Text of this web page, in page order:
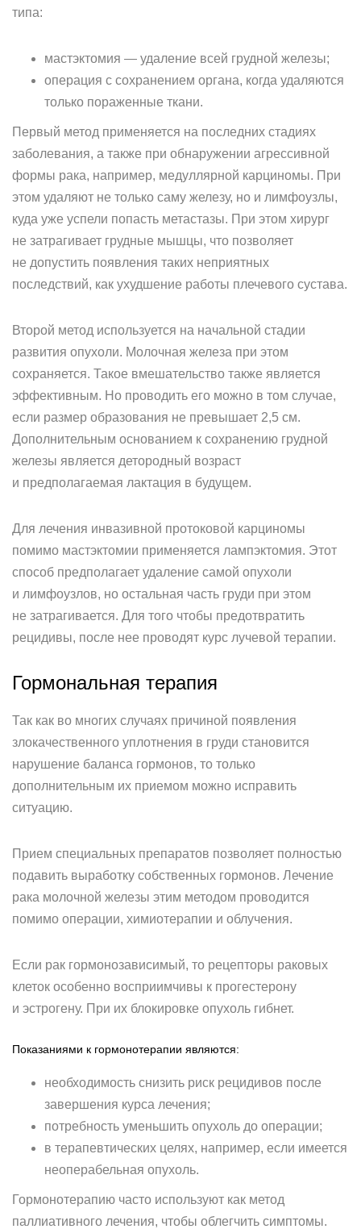
типа:
мастэктомия — удаление всей грудной железы;
операция с сохранением органа, когда удаляются
только пораженные ткани.
Первый метод применяется на последних стадиях
заболевания, а также при обнаружении агрессивной
формы рака, например, медуллярной карциномы. При
этом удаляют не только саму железу, но и лимфоузлы,
куда уже успели попасть метастазы. При этом хирург
не затрагивает грудные мышцы, что позволяет
не допустить появления таких неприятных
последствий, как ухудшение работы плечевого сустава.
Второй метод используется на начальной стадии
развития опухоли. Молочная железа при этом
сохраняется. Такое вмешательство также является
эффективным. Но проводить его можно в том случае,
если размер образования не превышает 2,5 см.
Дополнительным основанием к сохранению грудной
железы является детородный возраст
и предполагаемая лактация в будущем.
Для лечения инвазивной протоковой карциномы
помимо мастэктомии применяется лампэктомия. Этот
способ предполагает удаление самой опухоли
и лимфоузлов, но остальная часть груди при этом
не затрагивается. Для того чтобы предотвратить
рецидивы, после нее проводят курс лучевой терапии.
Гормональная терапия
Так как во многих случаях причиной появления
злокачественного уплотнения в груди становится
нарушение баланса гормонов, то только
дополнительным их приемом можно исправить
ситуацию.
Прием специальных препаратов позволяет полностью
подавить выработку собственных гормонов. Лечение
рака молочной железы этим методом проводится
помимо операции, химиотерапии и облучения.
Если рак гормонозависимый, то рецепторы раковых
клеток особенно восприимчивы к прогестерону
и эстрогену. При их блокировке опухоль гибнет.
Показаниями к гормонотерапии являются:
необходимость снизить риск рецидивов после
завершения курса лечения;
потребность уменьшить опухоль до операции;
в терапевтических целях, например, если имеется
неоперабельная опухоль.
Гормонотерапию часто используют как метод
паллиативного лечения, чтобы облегчить симптомы.